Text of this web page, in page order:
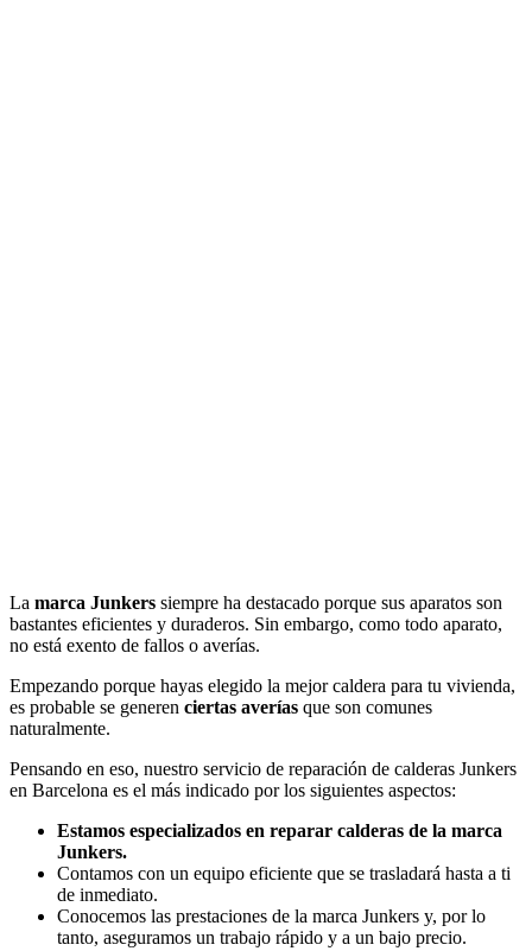
La marca Junkers siempre ha destacado porque sus aparatos son
bastantes eficientes y duraderos. Sin embargo, como todo aparato,
no está exento de fallos o averías.
Empezando porque hayas elegido la mejor caldera para tu vivienda,
es probable se generen ciertas averías que son comunes
naturalmente.
Pensando en eso, nuestro servicio de reparación de calderas Junkers
en Barcelona es el más indicado por los siguientes aspectos:
Estamos especializados en reparar calderas de la marca
Junkers.
Contamos con un equipo eficiente que se trasladará hasta a ti
de inmediato.
Conocemos las prestaciones de la marca Junkers y, por lo
tanto, aseguramos un trabajo rápido y a un bajo precio.